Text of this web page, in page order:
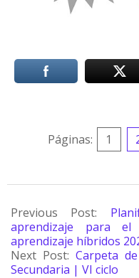
Páginas: 1
Previous Post:
aprendizaje para
aprendizaje híbridos
Next Post:Carpeta
Secundaria | VI ciclo